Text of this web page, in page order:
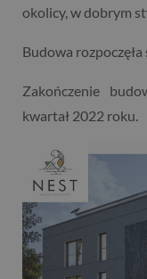
okolicy, w dobrym
Budowa rozpoczęła
Zakończenie
kwartał 2022 roku.